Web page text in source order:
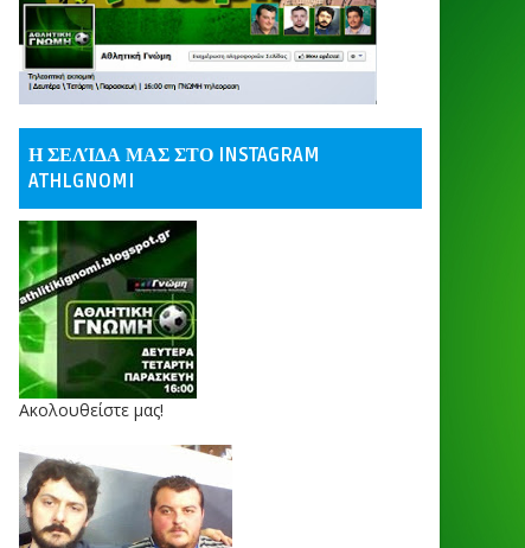
Η ΣΕΛΊΔΑ ΜΑΣ ΣΤΟ INSTAGRAM
ATHLGNOMI
Ακολουθείστε μας!